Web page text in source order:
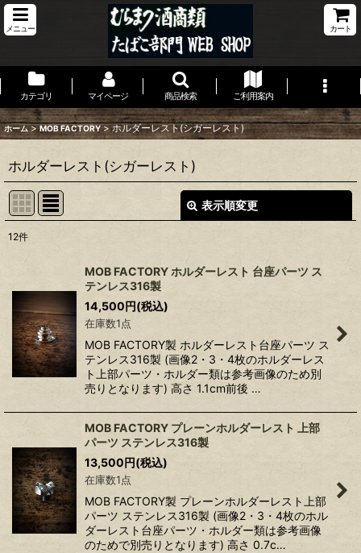
メニュー カート
カテゴリ マイページ 商品検索 ご利用案内
ホーム > MOB FACTORY > ホルダーレスト(シガーレスト)
ホルダーレスト(シガーレスト)
表示順変更
絞り込む
12件
MOB FACTORY ホルダーレスト 台座パーツ ス
テンレス316製
14,500円(税込)
在庫数1点
MOB FACTORY製 ホルダーレスト台座パーツ ス
テンレス316製 (画像2・3・4枚のホルダーレス
ト上部パーツ・ホルダー類は参考画像のため別
売りとなります) 高さ 1.1cm前後 …
MOB FACTORY プレーンホルダーレスト 上部
パーツ ステンレス316製
13,500円(税込)
在庫数1点
MOB FACTORY製 プレーンホルダーレスト上部
パーツ ステンレス316製 (画像2・3・4枚のホル
ダーレスト台座パーツ・ホルダー類は参考画像
のためで別売りとなります) 高さ 0.7c…